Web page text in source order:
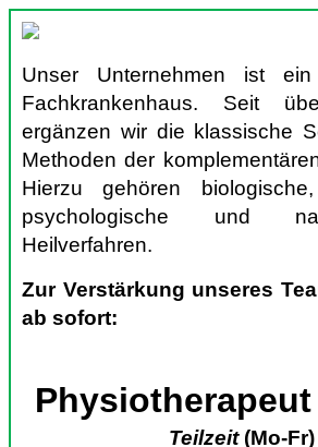
Unser Unternehmen ist ein
Fachkrankenhaus. Seit
ergänzen wir die klassische
Methoden der
Hierzu gehören
psychologische und
Heilverfahren.
Zur Verstärkung unseres
ab sofort:
Physiotherapeut
Teilzeit(Mo-Fr)